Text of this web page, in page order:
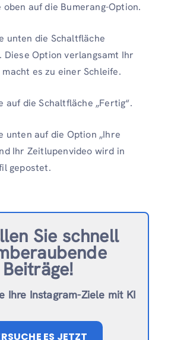
oben auf die Bumerang-Option.
unten die Schaltfläche
Diese Option verlangsamt Ihr
es zu einer Schleife.
auf die Schaltfläche „Fertig“.
unten auf die Option „Ihre
Ihr Zeitlupenvideo wird in
gepostet.
Sie schnell
Beiträge!
Ihre Instagram-Ziele mit KI
ES JETZT